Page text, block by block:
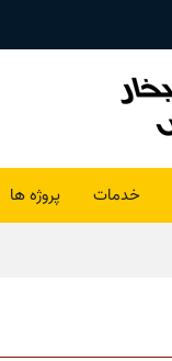
خدمات پروژه ها